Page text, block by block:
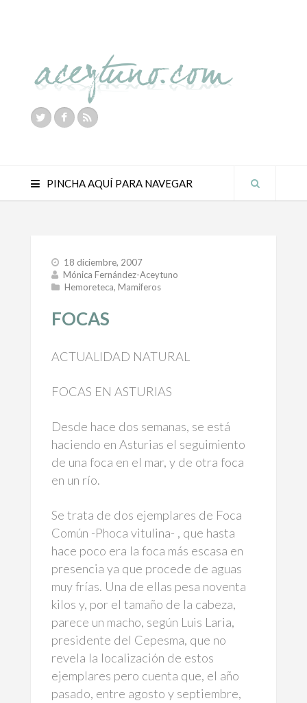
PINCHA AQUÍ PARA NAVEGAR
18 diciembre, 2007
Mónica Fernández-Aceytuno
Hemoreteca, Mamiferos
FOCAS
ACTUALIDAD NATURAL
FOCAS EN ASTURIAS
Desde hace dos semanas, se está
haciendo en Asturias el seguimiento
de una foca en el mar, y de otra foca
en un río.
Se trata de dos ejemplares de Foca
Común -Phoca vitulina- , que hasta
hace poco era la foca más escasa en
presencia ya que procede de aguas
muy frías. Una de ellas pesa noventa
kilos y, por el tamaño de la cabeza,
parece un macho, según Luis Laria,
presidente del Cepesma, que no
revela la localización de estos
ejemplares pero cuenta que, el año
pasado, entre agosto y septiembre,